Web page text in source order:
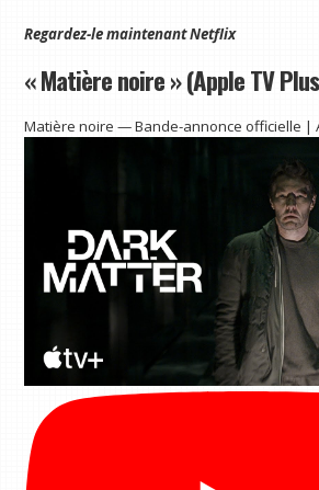
Regardez-le maintenantNetflix
« Matière noire » (Apple TV
Matière noire — Bande-annonce officielle |